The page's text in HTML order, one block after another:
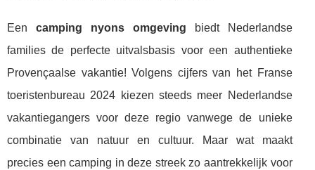
Een camping nyons omgeving biedt Nederlandse
families de perfecte uitvalsbasis voor een authentieke
Provençaalse vakantie! Volgens cijfers van het Franse
toeristenbureau 2024 kiezen steeds meer Nederlandse
vakantiegangers voor deze regio vanwege de unieke
combinatie van natuur en cultuur. Maar wat maakt
precies een camping in deze streek zo aantrekkelijk voor